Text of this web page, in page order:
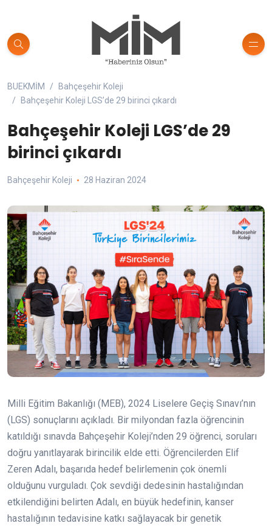
BUEKMİM
Bahçeşehir Koleji
Bahçeşehir Koleji LGS’de 29 birinci çıkardı
Bahçeşehir Koleji LGS’de 29
birinci çıkardı
Bahçeşehir Koleji 28 Haziran 2024
Milli Eğitim Bakanlığı (MEB), 2024 Liselere Geçiş Sınavı’nın
(LGS) sonuçlarını açıkladı. Bir milyondan fazla öğrencinin
katıldığı sınavda Bahçeşehir Koleji’nden 29 öğrenci, soruları
doğru yanıtlayarak birincilik elde etti. Öğrencilerden Elif
Zeren Adalı, başarıda hedef belirlemenin çok önemli
olduğunu vurguladı. Çok sevdiği dedesinin hastalığından
etkilendiğini belirten Adalı, en büyük hedefinin, kanser
hastalığının tedavisine katkı sağlayacak bir genetik